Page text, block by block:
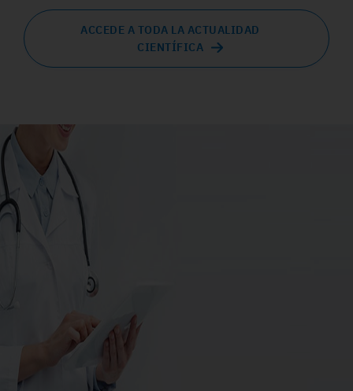
ACCEDE A TODA LA ACTUALIDAD
CIENTÍFICA